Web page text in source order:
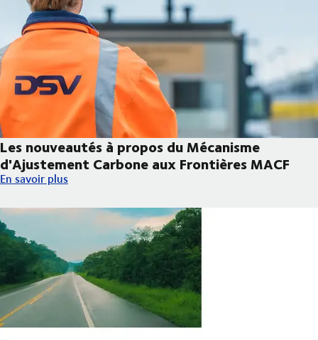
Les nouveautés à propos du Mécanisme
d'Ajustement Carbone aux Frontières MACF
Les nouveautés à propos du Mécanisme d'Ajustement Carbone
En savoir plus